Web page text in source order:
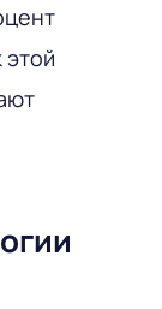
этой